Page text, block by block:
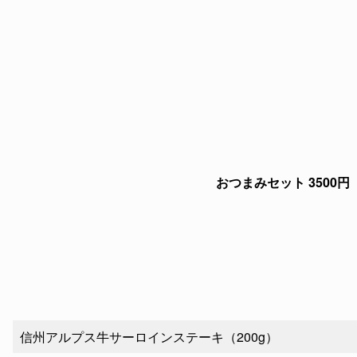
おつまみセット 3500円
信州アルプス牛サーロインステーキ（200g）